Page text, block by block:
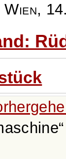
,